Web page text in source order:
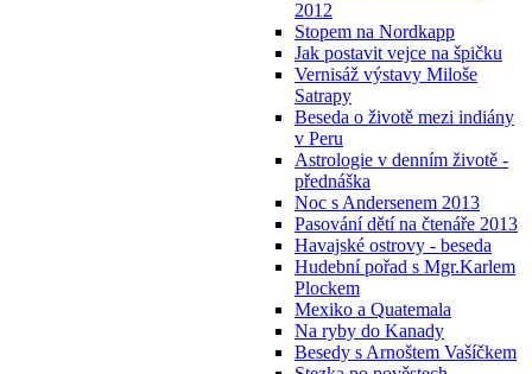
2012
Stopem na Nordkapp
Jak postavit vejce na špičku
Vernisáž výstavy Miloše
Satrapy
Beseda o životě mezi indiány
v Peru
Astrologie v denním životě -
přednáška
Noc s Andersenem 2013
Pasování dětí na čtenáře 2013
Havajské ostrovy - beseda
Hudební pořad s Mgr.Karlem
Plockem
Mexiko a Quatemala
Na ryby do Kanady
Besedy s Arnoštem Vašíčkem